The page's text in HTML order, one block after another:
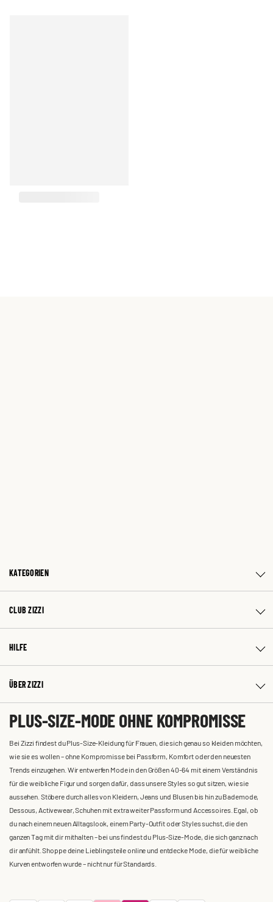
KATEGORIEN
CLUB ZIZZI
HILFE
ÜBER ZIZZI
PLUS-SIZE-MODE OHNE KOMPROMISSE
Bei Zizzi findest du Plus-Size-Kleidung für Frauen, die sich genau so kleiden möchten,
wie sie es wollen – ohne Kompromisse bei Passform, Komfort oder den neuesten
Trends einzugehen. Wir entwerfen Mode in den Größen 40-64 mit einem Verständnis
für die weibliche Figur und sorgen dafür, dass unsere Styles so gut sitzen, wie sie
aussehen. Stöbere durch alles von Kleidern, Jeans und Blusen bis hin zu Bademode,
Dessous, Activewear, Schuhen mit extra weiter Passform und Accessoires. Egal, ob
du nach einem neuen Alltagslook, einem Party-Outfit oder Styles suchst, die den
ganzen Tag mit dir mithalten – bei uns findest du Plus-Size-Mode, die sich ganz nach
dir anfühlt. Shoppe deine Lieblingsteile online und entdecke Mode, die für weibliche
Kurven entworfen wurde – nicht nur für Standards.